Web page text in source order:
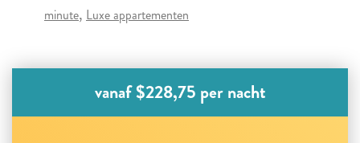
minute Luxe appartementen
vanaf $228,75 per nacht